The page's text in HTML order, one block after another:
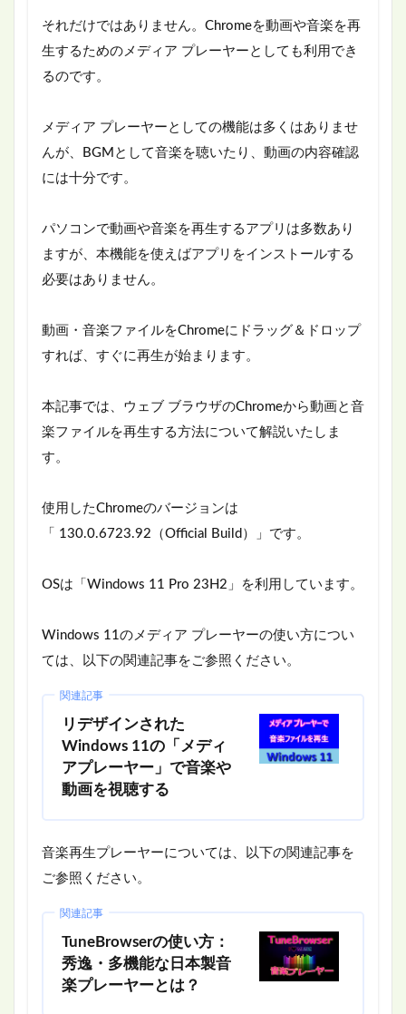
それだけではありません。Chromeを動画や音楽を再
生するためのメディア プレーヤーとしても利用でき
るのです。
メディア プレーヤーとしての機能は多くはありませ
んが、BGMとして音楽を聴いたり、動画の内容確認
には十分です。
パソコンで動画や音楽を再生するアプリは多数あり
ますが、本機能を使えばアプリをインストールする
必要はありません。
動画・音楽ファイルをChromeにドラッグ＆ドロップ
すれば、すぐに再生が始まります。
本記事では、ウェブ ブラウザのChromeから動画と音
楽ファイルを再生する方法について解説いたしま
す。
使用したChromeのバージョンは
「 130.0.6723.92（Official Build）」です。
OSは「Windows 11 Pro 23H2」を利用しています。
Windows 11のメディア プレーヤーの使い方につい
ては、以下の関連記事をご参照ください。
関連記事
リデザインされた
Windows 11の「メディ
アプレーヤー」で音楽や
動画を視聴する
音楽再生プレーヤーについては、以下の関連記事を
ご参照ください。
関連記事
TuneBrowserの使い方：
秀逸・多機能な日本製音
楽プレーヤーとは？